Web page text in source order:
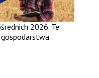
2026. Te